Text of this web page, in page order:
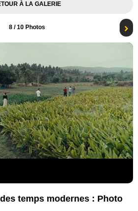
À LA GALERIE
8/ 10 Photos
temps modernes : Photo